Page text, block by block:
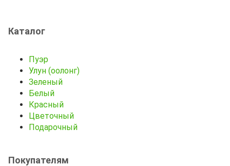
Каталог
Пуэр
Улун (оолонг)
Зеленый
Белый
Красный
Цветочный
Подарочный
Покупателям